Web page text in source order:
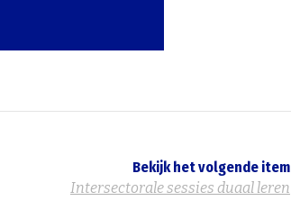
Bekijk het volgende item
Intersectorale sessies duaal leren